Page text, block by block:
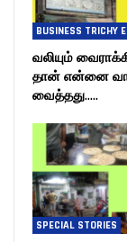
BUSINESS TRICHY
வலியும்
தான் என்னை
வைத்தது…..
SPECIAL STORIES